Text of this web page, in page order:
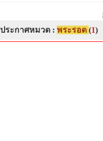
ประกาศหมวด : พระรอด (1)